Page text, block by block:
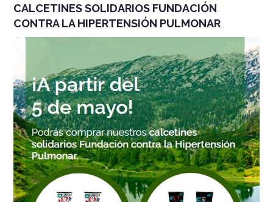
CALCETINES SOLIDARIOS FUNDACIÓN
CONTRA LA HIPERTENSIÓN PULMONAR